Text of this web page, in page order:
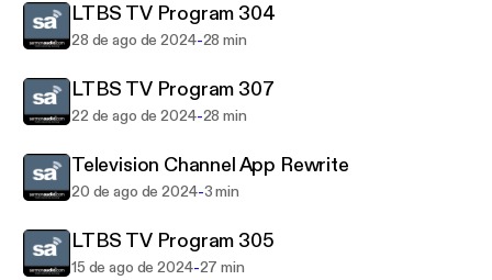
LTBS TV Program 304
28 de ago de 2024-28 min
LTBS TV Program 307
22 de ago de 2024-28 min
Television Channel App Rewrite
20 de ago de 2024-3 min
LTBS TV Program 305
15 de ago de 2024-27 min